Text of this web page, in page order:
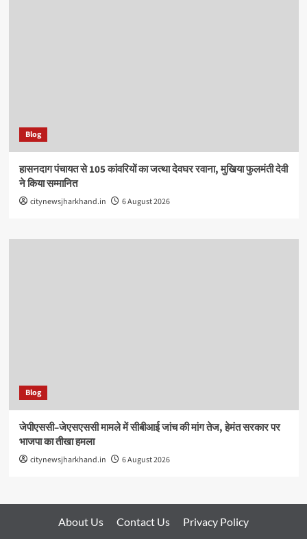
Blog
हासनदाग पंचायत से 105 कांवरियों का जत्था देवघर रवाना, मुखिया फुलमंती देवी
ने किया सम्मानित
citynewsjharkhand.in 6 August 2026
Blog
जेपीएससी–जेएसएससी मामले में सीबीआई जांच की मांग तेज, हेमंत सरकार पर
भाजपा का तीखा हमला
citynewsjharkhand.in 6 August 2026
About Us Contact Us Privacy Policy